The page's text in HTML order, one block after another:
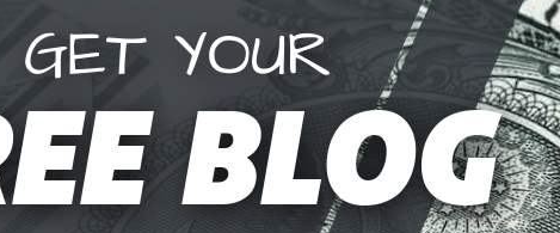
GET YOUR
BLOG